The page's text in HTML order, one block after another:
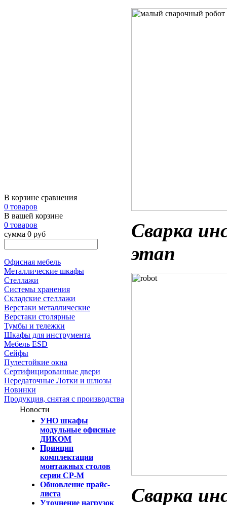
В корзине сравнения
0 товаров
В вашей корзине
0 товаров
сумма 0 руб
Офисная мебель
Металлические шкафы
Стеллажи
Системы хранения
Складские стеллажи
Верстаки металлические
Верстаки столярные
Тумбы и тележки
Шкафы для инструмента
Мебель ESD
Сейфы
Пулестойкие окна
Сертифицированные двери
Передаточные Лотки и шлюзы
Новинки
Продукция, снятая с производства
Новости
УНО шкафы
модульные офисные
ДИКОМ
Принцип
комплектации
монтажных столов
серии СР-М
Обновление прайс-
листа
Уточнение нагрузок
Сварка
этап
Сварка